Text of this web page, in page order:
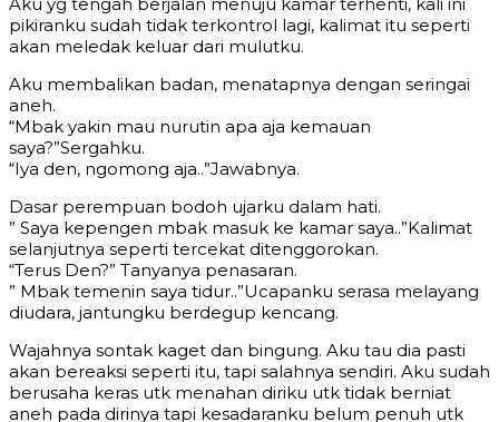
pikiranku sudah tidak terkontrol lagi, kalimat itu seperti
akan meledak keluar dari mulutku.
Aku membalikan badan, menatapnya dengan seringai
aneh.
“Mbak yakin mau nurutin apa aja kemauan
saya?”Sergahku.
“Iya den, ngomong aja..”Jawabnya.
Dasar perempuan bodoh ujarku dalam hati.
” Saya kepengen mbak masuk ke kamar saya..”Kalimat
selanjutnya seperti tercekat ditenggorokan.
“Terus Den?” Tanyanya penasaran.
” Mbak temenin saya tidur..”Ucapanku serasa melayang
diudara, jantungku berdegup kencang.
Wajahnya sontak kaget dan bingung. Aku tau dia pasti
akan bereaksi seperti itu, tapi salahnya sendiri. Aku sudah
berusaha keras utk menahan diriku utk tidak berniat
aneh pada dirinya tapi kesadaranku belum penuh utk